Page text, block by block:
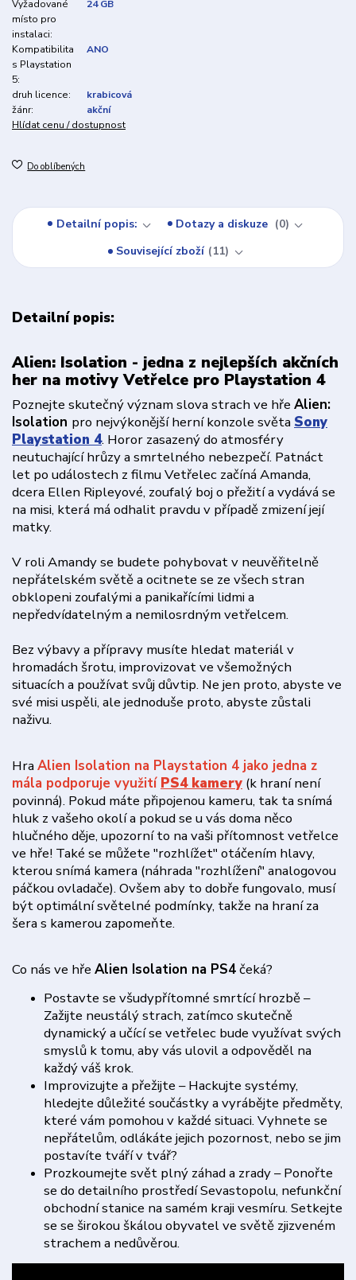
Vyžadované
místo pro
instalaci:
24 GB
Kompatibilita
s Playstation
5:
ANO
druh licence:
krabicová
žánr:
akční
Hlídat cenu / dostupnost
Do oblíbených
Detailní popis: Dotazy a diskuze
0
Související zboží
11
Detailní popis:
Alien: Isolation - jedna z nejlepších akčních
her na motivy Vetřelce pro Playstation 4
Poznejte skutečný význam slova strach ve hře Alien:
Isolation pro nejvýkonější herní konzole světa Sony
Playstation 4. Horor zasazený do atmosféry
neutuchající hrůzy a smrtelného nebezpečí. Patnáct
let po událostech z filmu Vetřelec začíná Amanda,
dcera Ellen Ripleyové, zoufalý boj o přežití a vydává se
na misi, která má odhalit pravdu v případě zmizení její
matky.
V roli Amandy se budete pohybovat v neuvěřitelně
nepřátelském světě a ocitnete se ze všech stran
obklopeni zoufalými a panikařícími lidmi a
nepředvídatelným a nemilosrdným vetřelcem.
Bez výbavy a přípravy musíte hledat materiál v
hromadách šrotu, improvizovat ve všemožných
situacích a používat svůj důvtip. Ne jen proto, abyste ve
své misi uspěli, ale jednoduše proto, abyste zůstali
naživu.
HraAlien Isolation na Playstation 4 jako jedna z
mála podporuje využití PS4 kamery (k hraní není
povinná). Pokud máte připojenou kameru, tak ta snímá
hluk z vašeho okolí a pokud se u vás doma něco
hlučného děje, upozorní to na vaši přítomnost vetřelce
ve hře! Také se můžete "rozhlížet" otáčením hlavy,
kterou snímá kamera (náhrada "rozhlížení" analogovou
páčkou ovladače). Ovšem aby to dobře fungovalo, musí
být optimální světelné podmínky, takže na hraní za
šera s kamerou zapomeňte.
Co nás ve hře Alien Isolation na PS4čeká?
Postavte se všudypřítomné smrtící hrozbě –
Zažijte neustálý strach, zatímco skutečně
dynamický a učící se vetřelec bude využívat svých
smyslů k tomu, aby vás ulovil a odpověděl na
každý váš krok.
Improvizujte a přežijte – Hackujte systémy,
hledejte důležité součástky a vyrábějte předměty,
které vám pomohou v každé situaci. Vyhnete se
nepřátelům, odlákáte jejich pozornost, nebo se jim
postavíte tváří v tvář?
Prozkoumejte svět plný záhad a zrady – Ponořte
se do detailního prostředí Sevastopolu, nefunkční
obchodní stanice na samém kraji vesmíru. Setkejte
se se širokou škálou obyvatel ve světě zjizveném
strachem a nedůvěrou.